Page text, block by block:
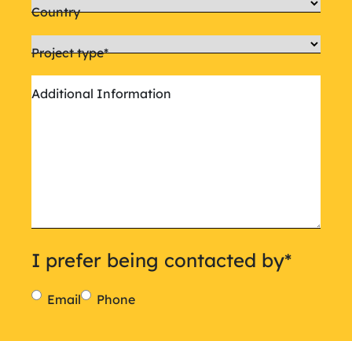
Country
Project type*
Additional Information
I prefer being contacted by*
Email Phone